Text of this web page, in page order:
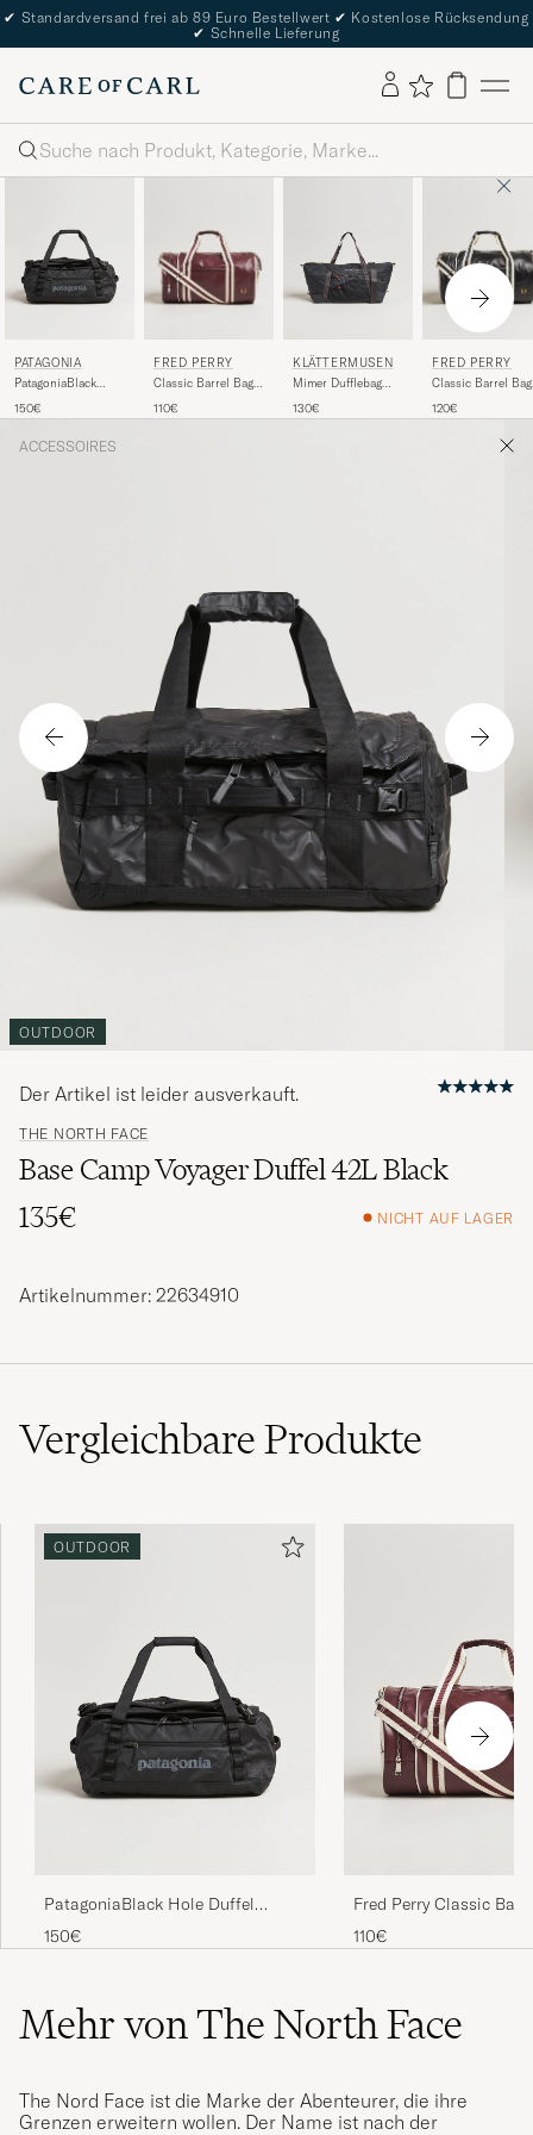
✔ Standardversand frei ab 89 Euro Bestellwert ✔ Kostenlose Rücksendung
✔ Schnelle Lieferung
Suche
PATAGONIA
PatagoniaBlack
40LBlack
150€
FRED PERRY
Classic Barrel Bag
110€
KLÄTTERMUSEN
Mimer Dufflebag
130€
FRED PERRY
Classic Barrel Bag
120€
ACCESSOIRES
OUTDOOR
THE NORTH FACE
Base Camp Voyager Duffel 42L Black
135€
NICHT AUF LAGER
Der Artikel ist leider ausverkauft.
Artikelnummer: 22634910
VergleichbareProdukte
OUTDOOR
PatagoniaBlack Hole Duffel
40LBlack
150€
Fred Perry Classic
Oxblood
110€
Mehr von The North Face
The Nord Face ist die Marke der Abenteurer, die ihre
Grenzen erweitern wollen. Der Name ist nach der